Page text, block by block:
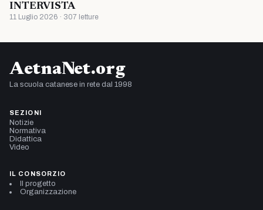
INTERVISTA
11 Luglio 2026 · 307 letture
AetnaNet.org
La scuola catanese in rete dal 1998
SEZIONI
Notizie
Normativa
Didattica
Video
IL CONSORZIO
Il progetto
Organizzazione